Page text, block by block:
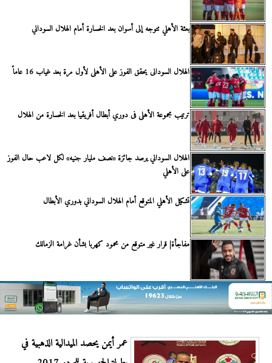
بعثة الأهلي تتوجه إلى أسوان بعد الخسارة أمام الهلال السوداني
الهلال السودانى يحقق الفوز على الأهلى لأول مرة بعد غياب 16 عاماً
ترتيب مجموعة الأهلى فى دوري أبطال أفريقيا بعد الخسارة من الهلال
الهلال السوداني يرصد جائزة «نصف مليار جنيه» لكل لاعب حال الفوز
على الأهلي
تشكيل الأهلي المتوقع أمام الهلال السوداني بدوري الأبطال
مفاجأة| قرار غير متوقع من محمود كهربا بشأن غرامة الزمالك
عمر أيمن يحصد الميدالية الذهبية في